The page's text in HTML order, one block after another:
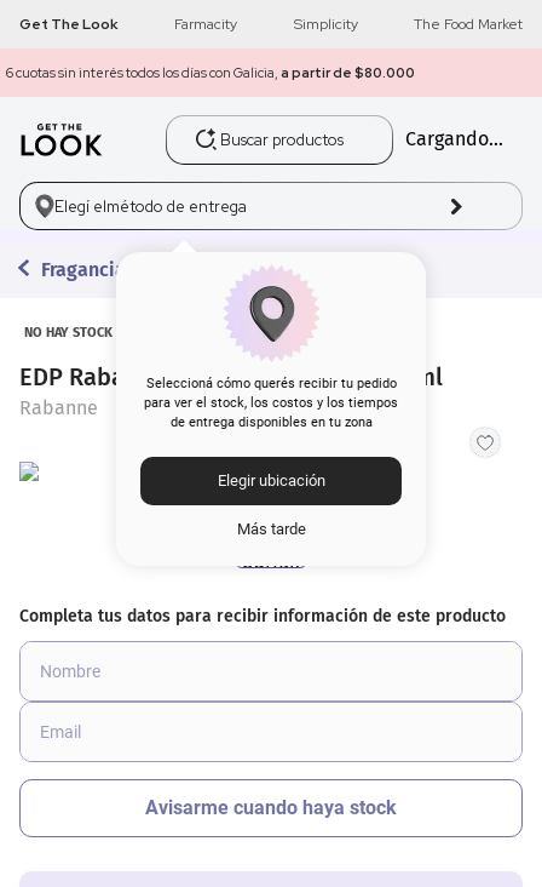
Get The Look Farmacity Simplicity The Food Market
Con tu compra de $80.000 o más¡Envío gratis a todo el país!
Buscar productos
Cargando...
Elegí elmétodo de entrega
Seleccioná cómo querés recibir tu pedido
para ver el stock, los costos y los tiempos
de entrega disponibles en tu zona
Elegir ubicación
Más tarde
Fragancias
NO HAY STOCK
EDP Rabanne Olympea Legend x 80 ml
Rabanne
1 get the look
2 máscara pestañas
3.
5. corrector
cher
contorno